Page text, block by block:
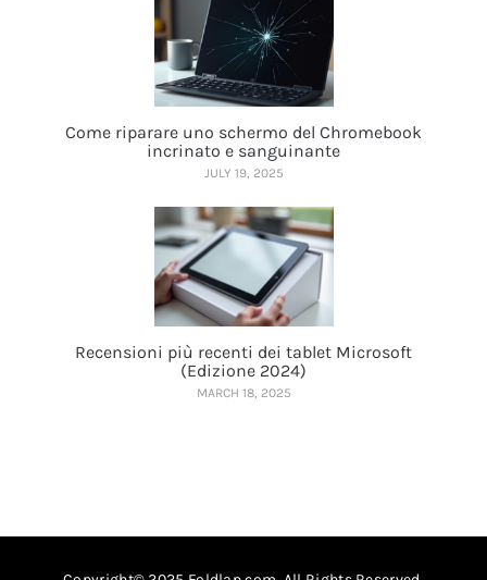
Come riparare uno schermo del Chromebook
incrinato e sanguinante
JULY 19, 2025
Recensioni più recenti dei tablet Microsoft
(Edizione 2024)
MARCH 18, 2025